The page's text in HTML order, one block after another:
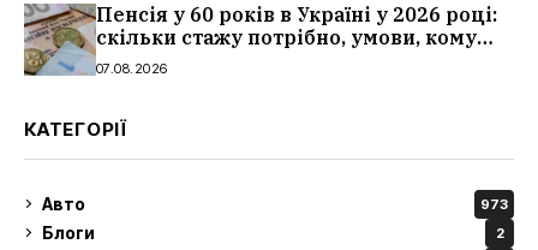
Пенсія у 60 років в Україні у 2026 році:
скільки стажу потрібно, умови, кому
можуть відмовити
07.08.2026
КАТЕГОРІЇ
Авто 973
Блоги 2